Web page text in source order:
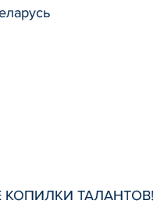
ТАЛАНТОВ!